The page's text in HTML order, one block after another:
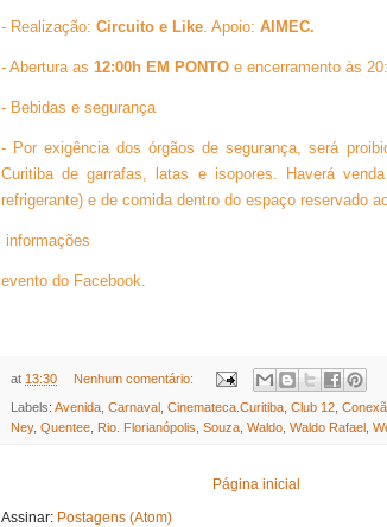
- Realização: Circuito e Like . Apoio: AIMEC.
- Abertura as 12:00h EM PONTO e encerramento às
- Bebidas e segurança
- Por exigência dos órgãos de segurança, será
Curitiba de garrafas, latas e isopores. Haverá
refrigerante) e de comida dentro do espaço reservado
informações
evento do Facebook.
at 13:30 Nenhum comentário:
Labels: Avenida Carnaval Cinemateca.Curitiba Club 12
Ney, Quentee Rio. Florianópolis Souza Waldo Waldo Rafael
Página inicial
Assinar: Postagens (Atom)